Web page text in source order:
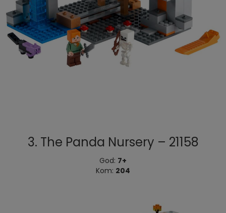
3. The Panda Nursery – 21158
God: 7+
Kom: 204